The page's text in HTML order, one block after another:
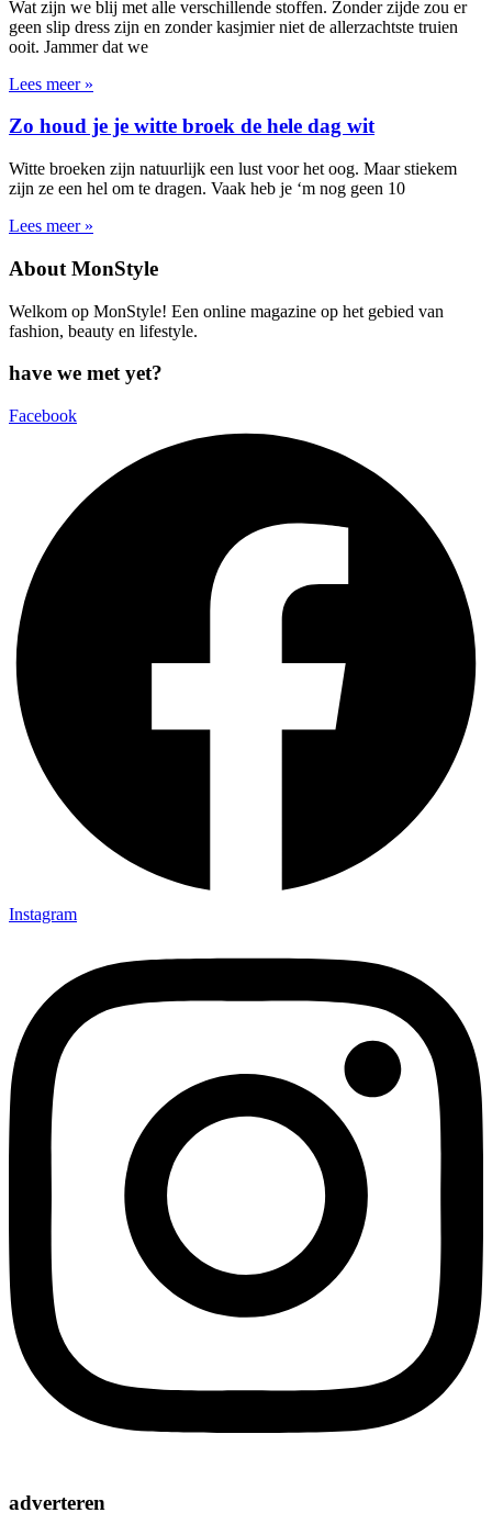
Wat zijn we blij met alle verschillende stoffen. Zonder zijde zou er
geen slip dress zijn en zonder kasjmier niet de allerzachtste truien
ooit. Jammer dat we
Lees meer »
Zo houd je je witte broek de hele dag wit
Witte broeken zijn natuurlijk een lust voor het oog. Maar stiekem
zijn ze een hel om te dragen. Vaak heb je ‘m nog geen 10
Lees meer »
About MonStyle
Welkom op MonStyle! Een online magazine op het gebied van
fashion, beauty en lifestyle.
have we met yet?
Facebook
Instagram
adverteren